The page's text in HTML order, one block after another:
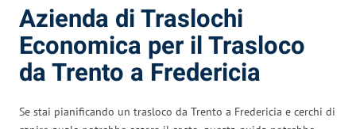
Azienda di Traslochi
Economica per il Trasloco
da Trento a Fredericia
Se stai pianificando un trasloco da Trento a Fredericia e cerchi di